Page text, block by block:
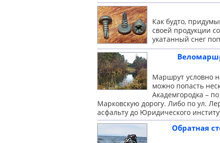
Как будто,
своей продукции
укатанный снег
Маршрут условно
можно попасть
Академгородка –
Марковскую дорогу. Либо по ул.
асфальту до Юридического
Обратная